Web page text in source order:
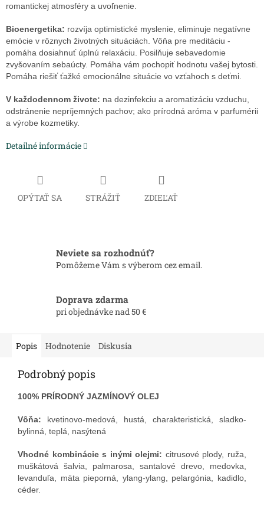
romantickej atmosféry a uvoľnenie.
Bioenergetika: rozvíja optimistické myslenie, eliminuje negatívne
emócie v rôznych životných situáciách. Vôňa pre meditáciu -
pomáha dosiahnuť úplnú relaxáciu. Posilňuje sebavedomie
zvyšovaním sebaúcty. Pomáha vám pochopiť hodnotu vašej bytosti.
Pomáha riešiť ťažké emocionálne situácie vo vzťahoch s deťmi.
V každodennom živote: na dezinfekciu a aromatizáciu vzduchu,
odstránenie nepríjemných pachov; ako prírodná aróma v parfumérii
a výrobe kozmetiky.
Detailné informácie
OPÝTAŤ SA STRÁŽIŤ ZDIEĽAŤ
Neviete sa rozhodnúť?
Pomôžeme Vám s výberom cez email.
Doprava zdarma
pri objednávke nad 50 €
Popis Hodnotenie Diskusia
Podrobný popis
100% PRÍRODNÝ JAZMÍNOVÝ OLEJ
Vôňa: kvetinovo-medová, hustá, charakteristická, sladko-
bylinná, teplá, nasýtená
Vhodné kombinácie s inými olejmi: citrusové plody, ruža,
muškátová šalvia, palmarosa, santalové drevo, medovka,
levanduľa, mäta pieporná, ylang-ylang, pelargónia, kadidlo,
céder.